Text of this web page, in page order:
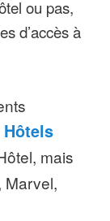
ou pas,
d’accès à
mais
Marvel,